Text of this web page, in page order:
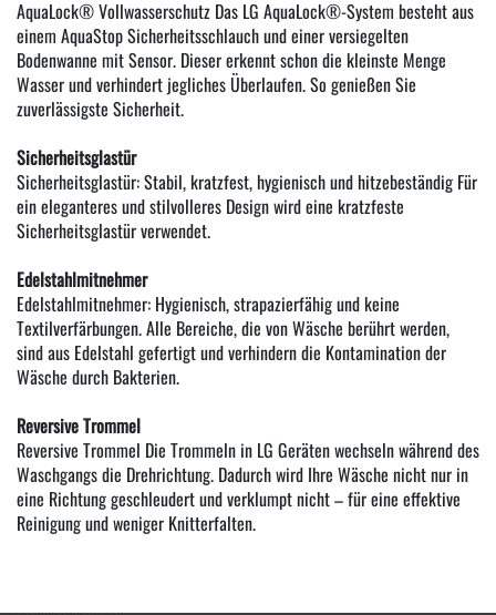
AquaLock® Vollwasserschutz Das LG AquaLock®-System besteht aus
einem AquaStop Sicherheitsschlauch und einer versiegelten
Bodenwanne mit Sensor. Dieser erkennt schon die kleinste Menge
Wasser und verhindert jegliches Überlaufen. So genießen Sie
zuverlässigste Sicherheit.
Sicherheitsglastür
Sicherheitsglastür: Stabil, kratzfest, hygienisch und hitzebeständig Für
ein eleganteres und stilvolleres Design wird eine kratzfeste
Sicherheitsglastür verwendet.
Edelstahlmitnehmer
Edelstahlmitnehmer: Hygienisch, strapazierfähig und keine
Textilverfärbungen. Alle Bereiche, die von Wäsche berührt werden,
sind aus Edelstahl gefertigt und verhindern die Kontamination der
Wäsche durch Bakterien.
Reversive Trommel
Reversive Trommel Die Trommeln in LG Geräten wechseln während des
Waschgangs die Drehrichtung. Dadurch wird Ihre Wäsche nicht nur in
eine Richtung geschleudert und verklumpt nicht – für eine effektive
Reinigung und weniger Knitterfalten.